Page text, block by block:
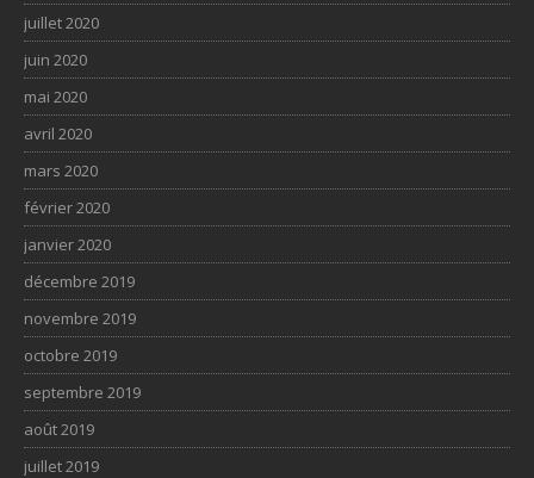
juillet 2020
juin 2020
mai 2020
avril 2020
mars 2020
février 2020
janvier 2020
décembre 2019
novembre 2019
octobre 2019
septembre 2019
août 2019
juillet 2019